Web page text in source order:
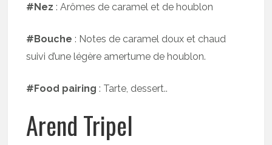
#Nez : Arômes de caramel et de houblon
#Bouche : Notes de caramel doux et chaud
suivi d’une légère amertume de houblon.
#Food pairing : Tarte, dessert..
Arend Tripel